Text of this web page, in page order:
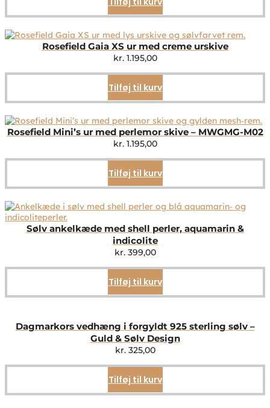
Rosefield Gaia XS ur med creme urskive
kr.1.195,00
Tilføj til kurv
Rosefield Mini’s ur med perlemor skive – MWGMG-M02
kr.1.195,00
Tilføj til kurv
Sølv ankelkæde med shell perler, aquamarin &
indicolite
kr.399,00
Tilføj til kurv
Dagmarkors vedhæng i forgyldt 925 sterling sølv –
Guld & Sølv Design
kr.325,00
Tilføj til kurv